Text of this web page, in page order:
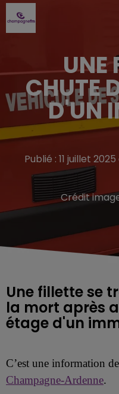
UNE
CHUTE
D'UN
Publié : 11 juillet
Crédit
Une fillette se
la mort après
étage d'un
C’est une information
Champagne-Ardenne.